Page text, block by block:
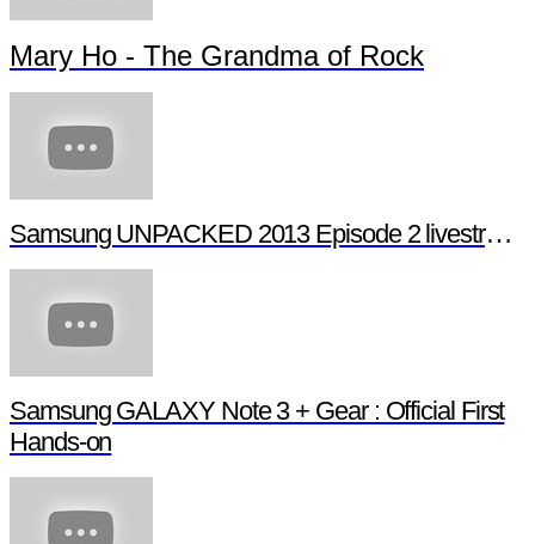
Mary Ho - The Grandma of Rock
Samsung UNPACKED 2013 Episode 2 livestream (full length)
Samsung GALAXY Note 3 + Gear : Official First
Hands-on